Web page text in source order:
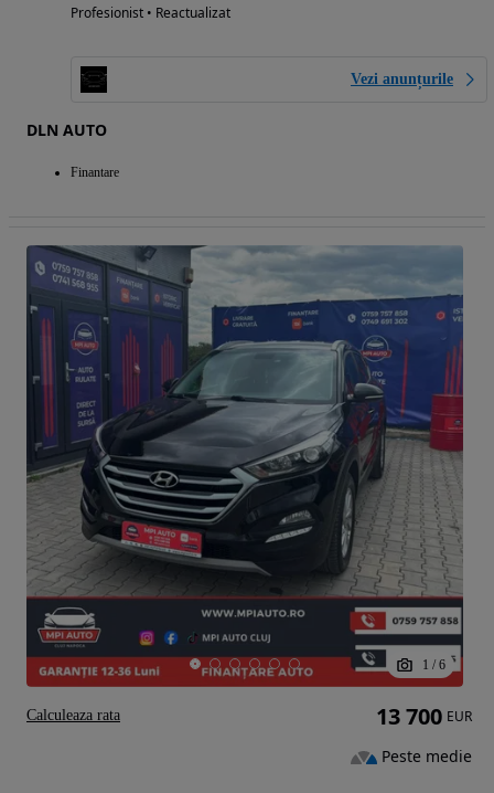
Profesionist • Reactualizat
Vezi anunțurile
DLN AUTO
Finantare
1 / 6
13 700 EUR
Peste medie
Calculeaza rata